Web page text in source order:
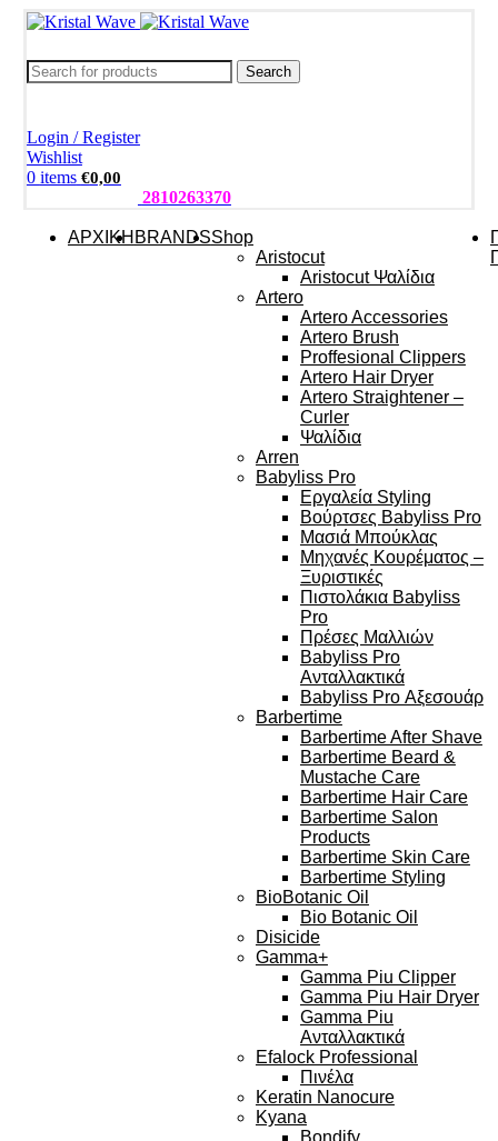
Search
Login / Register
Wishlist
0 items €0,00
2810263370
ΑΡΧΙΚΗ BRANDSShop
Aristocut
Aristocut Ψαλίδια
Artero
Artero Accessories
Artero Brush
Proffesional Clippers
Artero Hair Dryer
Artero Straightener –
Curler
Ψαλίδια
Arren
Babyliss Pro
Εργαλεία Styling
Βούρτσες Babyliss Pro
Μασιά Μπούκλας
Μηχανές Κουρέματος –
Ξυριστικές
Πιστολάκια Babyliss
Pro
Πρέσες Μαλλιών
Babyliss Pro
Ανταλλακτικά
Babyliss Pro Αξεσουάρ
Barbertime
Barbertime After Shave
Barbertime Beard &
Mustache Care
Barbertime Hair Care
Barbertime Salon
Products
Barbertime Skin Care
Barbertime Styling
BioBotanic Oil
Bio Botanic Oil
Disicide
Gamma+
Gamma Piu Clipper
Gamma Piu Hair Dryer
Gamma Piu
Ανταλλακτικά
Efalock Professional
Πινέλα
Keratin Nanocure
Kyana
Bondify